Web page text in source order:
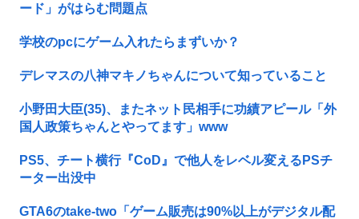
ード」がはらむ問題点
学校のpcにゲーム入れたらまずいか？
デレマスの八神マキノちゃんについて知っていること
小野田大臣(35)、またネット民相手に功績アピール「外
国人政策ちゃんとやってます」www
PS5、チート横行『CoD』で他人をレベル変えるPSチ
ーター出没中
GTA6のtake-two「ゲーム販売は90%以上がデジタル配